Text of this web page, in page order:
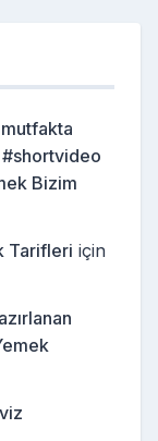
mutfakta
Bizim
Tarifleri için